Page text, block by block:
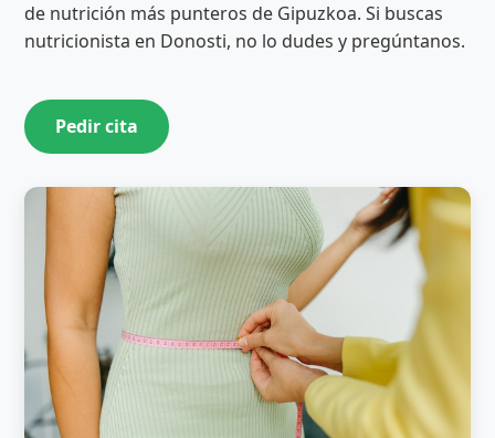
de nutrición más punteros de Gipuzkoa. Si buscas
nutricionista en Donosti, no lo dudes y pregúntanos.
Pedir cita